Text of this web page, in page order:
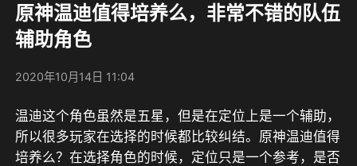
原神温迪值得培养么，非常不错的队伍
辅助角色
2020年10月14日 11:04
温迪这个角色虽然是五星，但是在定位上是一个辅助，
所以很多玩家在选择的时候都比较纠结。原神温迪值得
培养么？在选择角色的时候，定位只是一个参考，是否